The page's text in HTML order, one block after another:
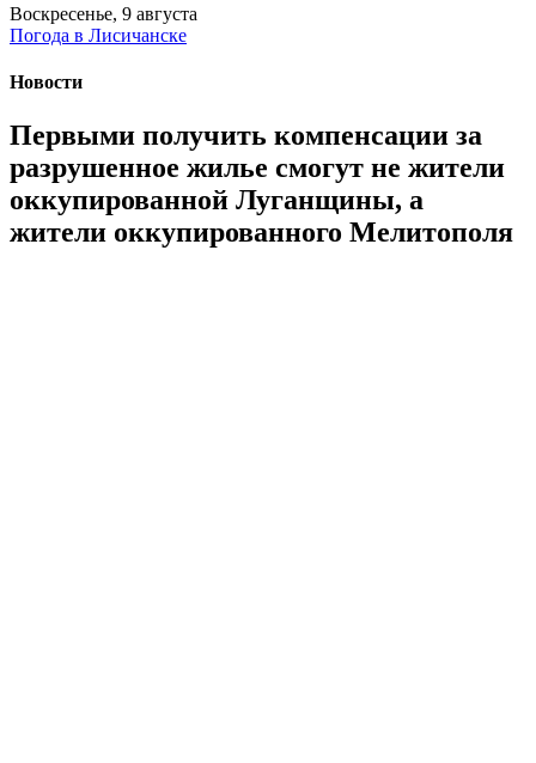
Воскресенье, 9 августа
Погода в Лисичанске
Новости
Первыми получить компенсации за
разрушенное жилье смогут не жители
оккупированной Луганщины, а
жители оккупированного Мелитополя